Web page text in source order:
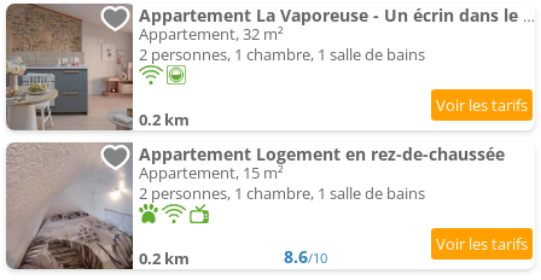
Appartement La Vaporeuse - Un écrin dans le centre historique
Appartement, 32 m²
2 personnes, 1 chambre, 1 salle de bains
0.2 km
Appartement Logement en rez-de-chaussée
Appartement, 15 m²
2 personnes, 1 chambre, 1 salle de bains
0.2 km 8.6/10